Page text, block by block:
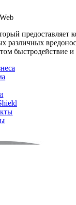
предоставляет
различных
быстродействие